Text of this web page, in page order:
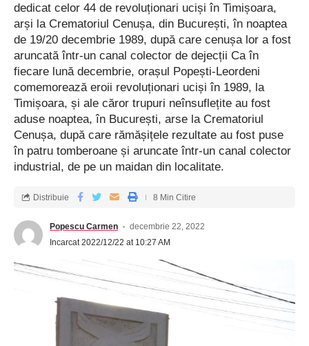
dedicat celor 44 de revoluționari uciși în Timișoara,
arși la Crematoriul Cenușa, din București, în noaptea
de 19/20 decembrie 1989, după care cenușa lor a fost
aruncată într-un canal colector de dejecții Ca în
fiecare lună decembrie, orașul Popești-Leordeni
comemorează eroii revoluționari uciși în 1989, la
Timișoara, și ale căror trupuri neînsuflețite au fost
aduse noaptea, în București, arse la Crematoriul
Cenușa, după care rămășițele rezultate au fost puse
în patru tomberoane și aruncate într-un canal colector
industrial, de pe un maidan din localitate.
Popescu Carmen
decembrie 22, 2022
Incarcat 2022/12/22 at 10:27 AM
Distribuie 8 Min Citire